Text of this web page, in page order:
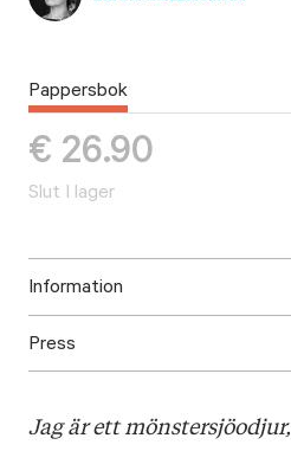
Pappersbok
€ 26.90
Slut I lager
Information
ISBN: 9789523332751
Språk: Svenska
Press
Jag är ett mönstersjöodjur,